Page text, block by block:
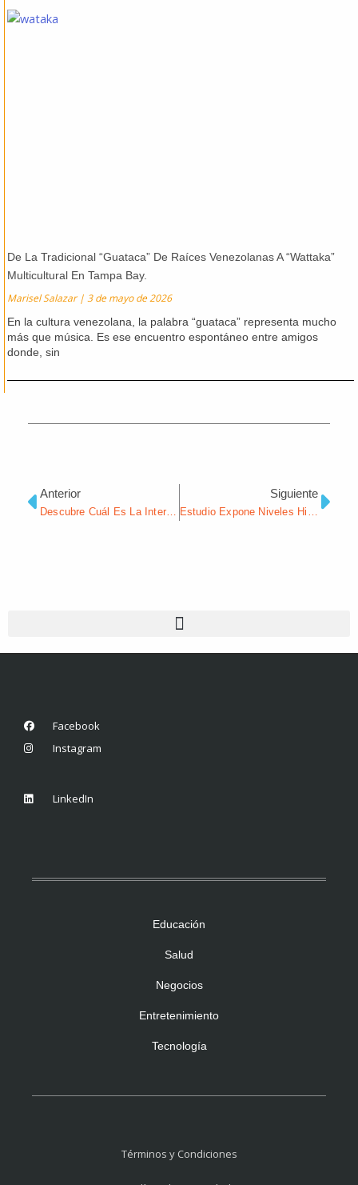
De La Tradicional “Guataca” De Raíces Venezolanas A “Wattaka”
Multicultural En Tampa Bay.
Marisel Salazar 3 de mayo de 2026
En la cultura venezolana, la palabra “guataca” representa mucho
más que música. Es ese encuentro espontáneo entre amigos
donde, sin
Anterior
Descubre Cuál Es La Intersección Más Peligrosa De Tampa Según Un Nuevo Estudio
Siguiente
Estudio Expone Niveles Históricos En El Uso De Cannabis Y Alucinógenos
Facebook
Instagram
LinkedIn
Educación
Salud
Negocios
Entretenimiento
Tecnología
Términos y Condiciones